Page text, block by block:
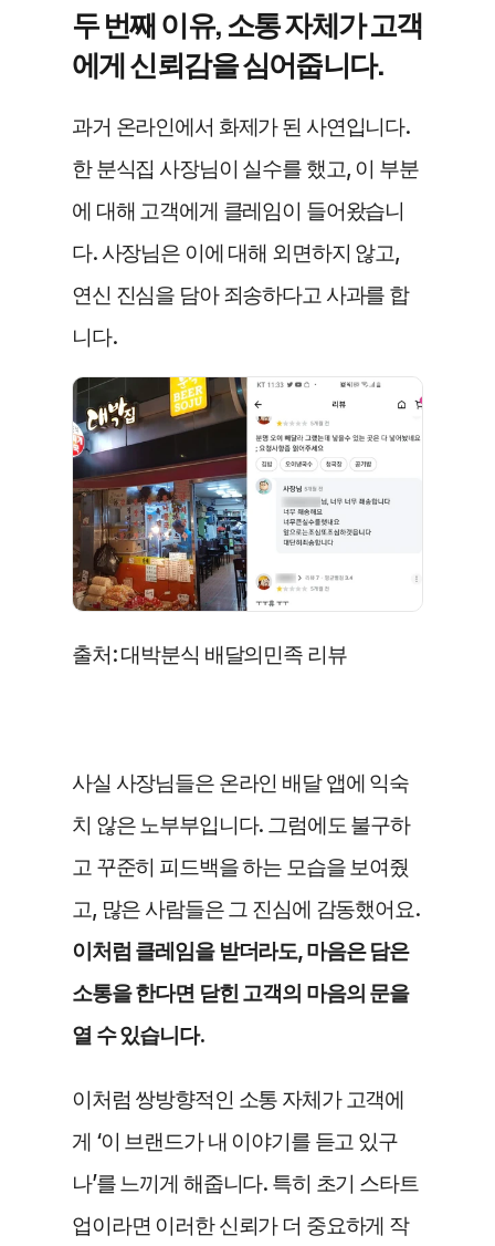
두 번째 이유, 소통 자체가 고객
에게 신뢰감을 심어줍니다.
과거 온라인에서 화제가 된 사연입니다.
한 분식집 사장님이 실수를 했고, 이 부분
에 대해 고객에게 클레임이 들어왔습니
다. 사장님은 이에 대해 외면하지 않고,
연신 진심을 담아 죄송하다고 사과를 합
니다.
출처: 대박분식 배달의민족 리뷰
사실 사장님들은 온라인 배달 앱에 익숙
치 않은 노부부입니다. 그럼에도 불구하
고 꾸준히 피드백을 하는 모습을 보여줬
고, 많은 사람들은 그 진심에 감동했어요.
이처럼 클레임을 받더라도, 마음은 담은
소통을 한다면 닫힌 고객의 마음의 문을
열 수 있습니다.
이처럼 쌍방향적인 소통 자체가 고객에
게 ‘이 브랜드가 내 이야기를 듣고 있구
나’를 느끼게 해줍니다. 특히 초기 스타트
업이라면 이러한 신뢰가 더 중요하게 작